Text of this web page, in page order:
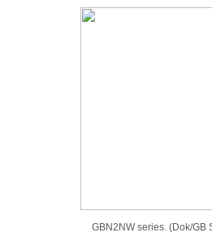
GBN2NW series. (Dok/GB